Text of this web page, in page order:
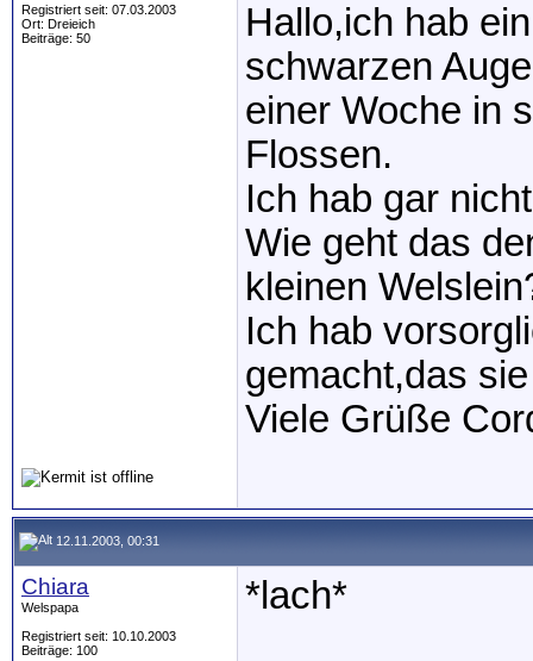
Registriert seit: 07.03.2003
Ort: Dreieich
Beiträge: 50
Hallo,ich hab
schwarzen
einer Woche in
Flossen.
Ich hab gar
Wie geht das
kleinen
Ich hab
gemacht,das
Viele Grüße
12.11.2003, 00:31
Chiara
Welspapa
Registriert seit: 10.10.2003
Beiträge: 100
*lach*